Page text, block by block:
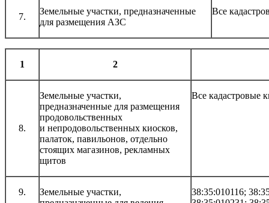
7.
Земельные участки, предназначенные
для размещения АЗС
Все
1 2
8.
Земельные участки,
предназначенные для размещения
продовольственных
и непродовольственных киосков,
палаток, павильонов, отдельно
стоящих магазинов, рекламных
щитов
Все кадастровые
9.
Земельные участки,
38:35:010116;